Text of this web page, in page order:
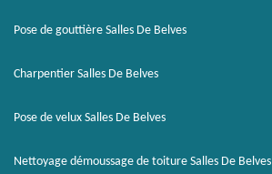
Pose de gouttière Salles De Belves
Charpentier Salles De Belves
Pose de velux Salles De Belves
Nettoyage démoussage de toiture Salles De Belves